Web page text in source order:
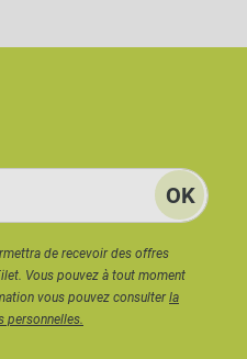
de recevoir des offres
Vous pouvez à tout moment
vous pouvez consulterla
personnelles.